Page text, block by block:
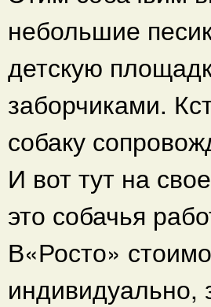
небольшие
детскую
заборчиками.
собаку
И вот тут на
это собачья
В«Росто»
индивидуально,